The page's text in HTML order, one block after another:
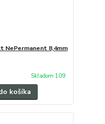
NePermanent 8,4mm
Skladom 109
košíka